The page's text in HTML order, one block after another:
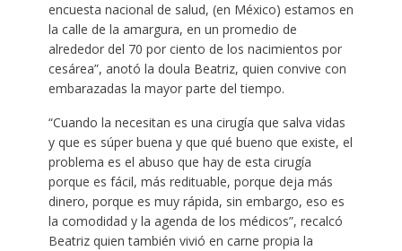
encuesta nacional de salud, (en México) estamos en
la calle de la amargura, en un promedio de
alrededor del 70 por ciento de los nacimientos por
cesárea”, anotó la doula Beatriz, quien convive con
embarazadas la mayor parte del tiempo.
“Cuando la necesitan es una cirugía que salva vidas
y que es súper buena y que qué bueno que existe, el
problema es el abuso que hay de esta cirugía
porque es fácil, más redituable, porque deja más
dinero, porque es muy rápida, sin embargo, eso es
la comodidad y la agenda de los médicos”, recalcó
Beatriz quien también vivió en carne propia la